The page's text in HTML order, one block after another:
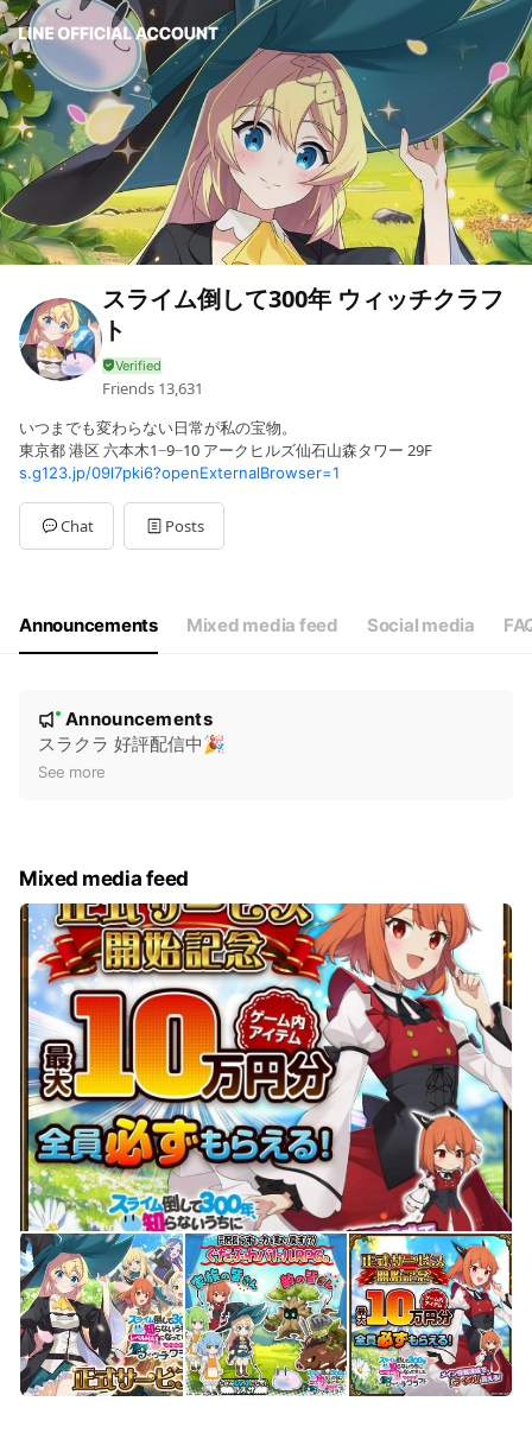
スライム倒して300年 ウィッチクラフ
ト
Friends 13,631
いつまでも変わらない日常が私の宝物。
東京都 港区 六本木1−9−10 アークヒルズ仙石山森タワー 29F
s.g123.jp/09l7pki6?openExternalBrowser=1
Chat Posts
Announcements Mixed media feed Social media
e
New
Announcements
スラクラ 好評配信中🎉
See more
Mixed media feed